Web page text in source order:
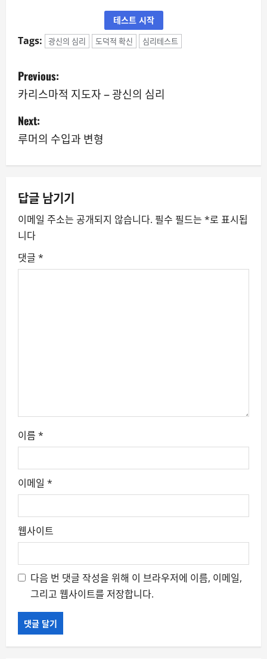
테스트 시작
Tags: 광신의 심리 도덕적 확신 심리테스트
P
o
s
t
n
a
v
i
g
Previous:
카리스마적 지도자 – 광신의 심리
Next:
루머의 수입과 변형
답글 남기기
이메일 주소는 공개되지 않습니다. 필수 필드는 *로 표시됩
니다
댓글 *
이름 *
이메일 *
웹사이트
다음 번 댓글 작성을 위해 이 브라우저에 이름, 이메일,
그리고 웹사이트를 저장합니다.